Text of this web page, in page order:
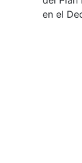
en el